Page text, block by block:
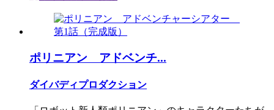
ポリニアン アドベンチ...
ダイバディプロダクション